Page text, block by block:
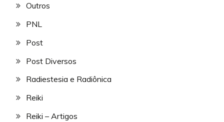
Outros
PNL
Post
Post Diversos
Radiestesia e Radiônica
Reiki
Reiki – Artigos